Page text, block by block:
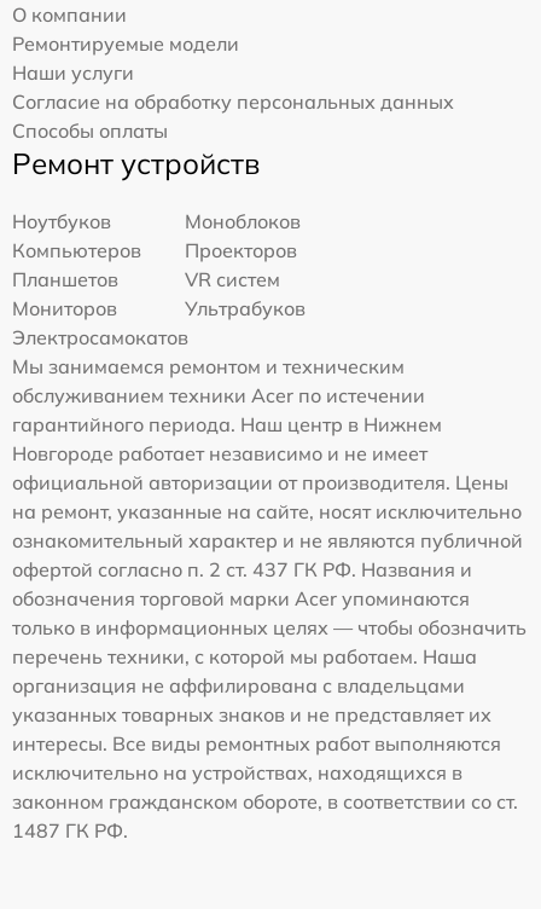
О компании
Ремонтируемые модели
Наши услуги
Согласие на обработку персональных данных
Способы оплаты
Ремонт устройств
Ноутбуков
Моноблоков
Компьютеров
Проекторов
Планшетов
VR систем
Мониторов
Ультрабуков
Электросамокатов
Мы занимаемся ремонтом и техническим
обслуживанием техники Acer по истечении
гарантийного периода. Наш центр в Нижнем
Новгороде работает независимо и не имеет
официальной авторизации от производителя. Цены
на ремонт, указанные на сайте, носят исключительно
ознакомительный характер и не являются публичной
офертой согласно п. 2 ст. 437 ГК РФ. Названия и
обозначения торговой марки Acer упоминаются
только в информационных целях — чтобы обозначить
перечень техники, с которой мы работаем. Наша
организация не аффилирована с владельцами
указанных товарных знаков и не представляет их
интересы. Все виды ремонтных работ выполняются
исключительно на устройствах, находящихся в
законном гражданском обороте, в соответствии со ст.
1487 ГК РФ.